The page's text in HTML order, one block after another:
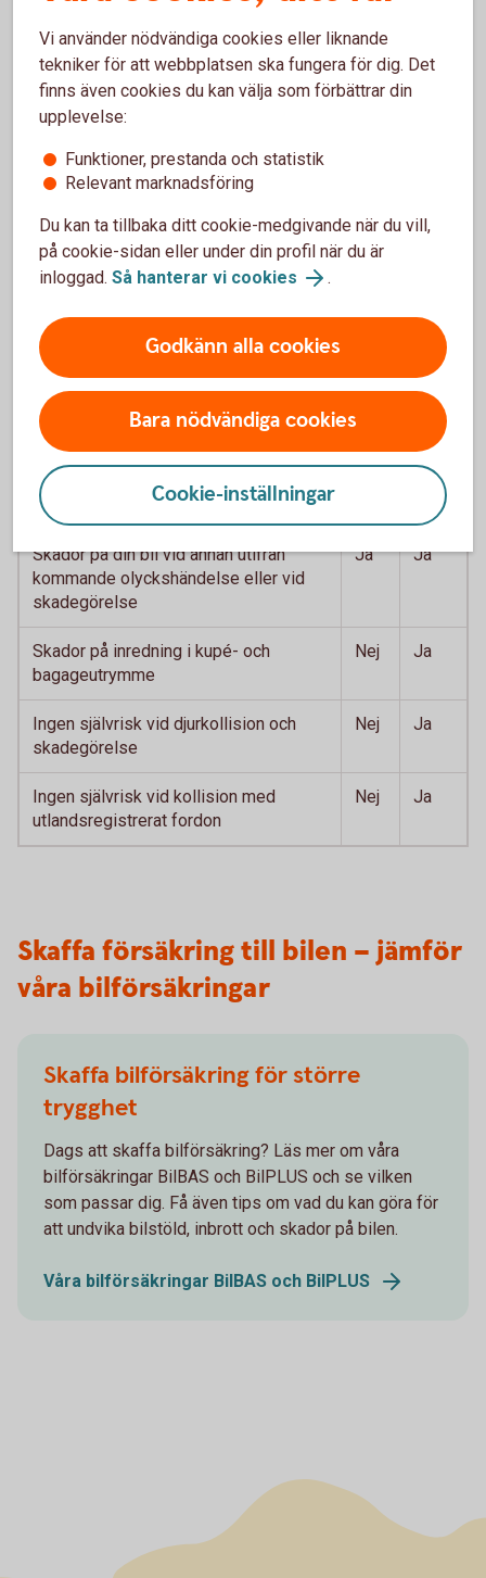
Hyrbil vid försäkringsskada, 75% av
kostnad i max 75 dagar
Nej Ja
en timme
Djurkollision och skadegörelse, 3 000
kronor till reparation
Nej Ja
Självrisk som överstiger 3 000 kronor
vid vagnskadegaranti
Helförsäkring ersätter även
BAS PLUS
Skador på din bil vid trafikolycka
Skador på din bil vid annan utifrån
kommande olyckshändelse eller vid
skadegörelse
Ja Ja
Skador på inredning i kupé- och
bagageutrymme
Nej Ja
Ingen självrisk vid djurkollision och
skadegörelse
Nej Ja
Ingen självrisk vid kollision med
utlandsregistrerat fordon
Nej Ja
Skaffa försäkring till bilen – jämför
våra bilförsäkringar
Skaffa bilförsäkring för större
trygghet
Dags att skaffa bilförsäkring? Läs mer om våra
bilförsäkringar BilBAS och BilPLUS och se vilken
som passar dig. Få även tips om vad du kan göra för
att undvika bilstöld, inbrott och skador på bilen.
Våra bilförsäkringar BilBAS och BilPLUS
Vi använder nödvändiga cookies eller liknande
tekniker för att webbplatsen ska fungera för dig. Det
finns även cookies du kan välja som förbättrar din
upplevelse:
Funktioner, prestanda och statistik
Relevant marknadsföring
Du kan ta tillbaka ditt cookie-medgivande när du vill,
på cookie-sidan eller under din profil när du är
inloggad. Så hanterar vi cookies .
Godkänn alla cookies
Bara nödvändiga cookies
Cookie-inställningar